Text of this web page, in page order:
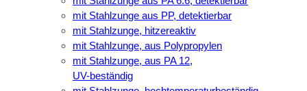
mit Stahlzunge aus PP, detektierbar
mit Stahlzunge, hitzereaktiv
mit Stahlzunge, aus Polypropylen
mit Stahlzunge, aus PA 12,
UV-beständig